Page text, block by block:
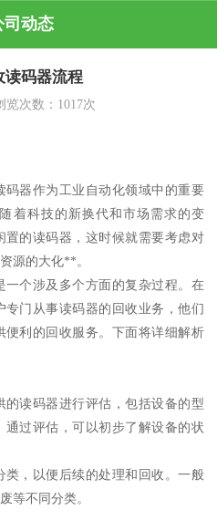
司动态
读码器流程
览次数： 1017次
码器作为工业自动化领域中的重要
着科技的新换代和市场需求的变
的读码器，这时候就需要考虑对
源的大化**。
一个涉及多个方面的复杂过程。在
门从事读码器的回收业务，他们
利的回收服务。下面将详细解析
的读码器进行评估，包括设备的型
过评估，可以初步了解设备的状
，以便后续的处理和回收。一般
等不同分类。